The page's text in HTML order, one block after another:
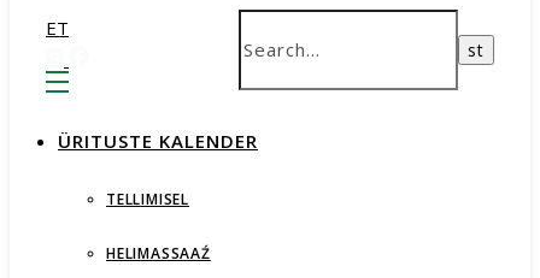
ET
ÜRITUSTE KALENDER
TELLIMISEL
HELIMASSAAŹ